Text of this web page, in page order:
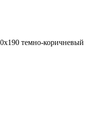
темно-коричневый